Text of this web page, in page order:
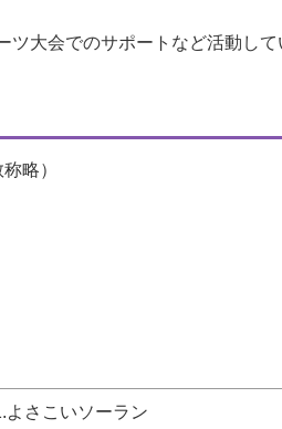
大会でのサポートなど活動して
略）
よさこいソーラン